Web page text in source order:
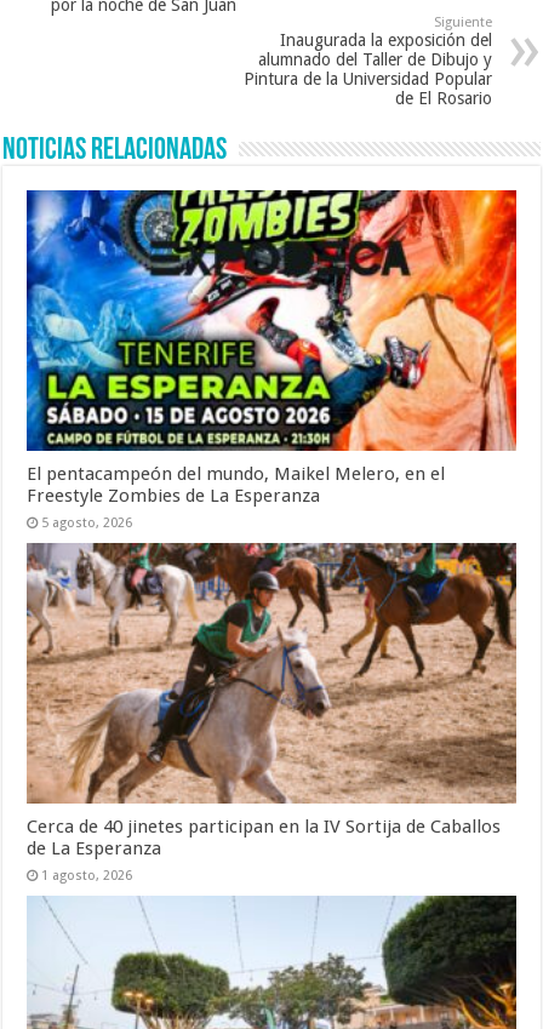
por la noche de San Juan
Siguiente
Inaugurada la exposición del
alumnado del Taller de Dibujo y
Pintura de la Universidad Popular
de El Rosario
Noticias Relacionadas
El pentacampeón del mundo, Maikel Melero, en el
Freestyle Zombies de La Esperanza
5 agosto, 2026
Cerca de 40 jinetes participan en la IV Sortija de Caballos
de La Esperanza
1 agosto, 2026